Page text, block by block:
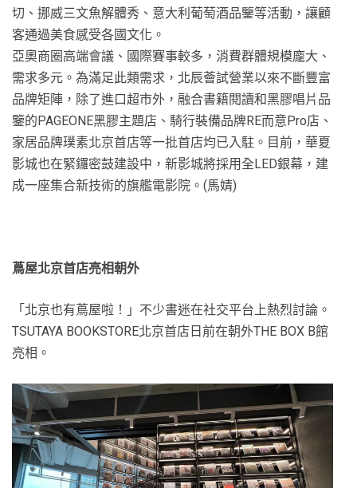
切、挪威三文魚解體秀、意大利葡萄酒品鑒等活動，讓顧
客通過美食感受各國文化。
亞奧商圈高端會議、國際賽事較多，消費群體規模龐大、
需求多元。為滿足此類需求，北辰薈試營業以來不斷豐富
品牌矩陣，除了進口超市外，融合書籍閱讀和黑膠唱片品
鑒的PAGEONE黑膠主題店、騎行裝備品牌RE而意Pro店、
家居品牌璞素北京首店等一批首店均已入駐。目前，華夏
影城也在緊鑼密鼓建設中，新影城將採用全LED銀幕，建
成一座集合新技術的旗艦電影院。(馬婧)
蔦屋北京首店亮相朝外
「北京也有蔦屋啦！」不少書迷在社交平台上熱烈討論。
TSUTAYA BOOKSTORE北京首店日前在朝外THE BOX B館
亮相。